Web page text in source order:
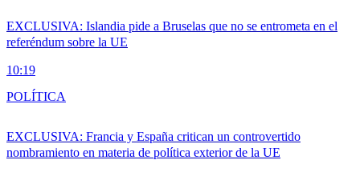
EXCLUSIVA: Islandia pide a Bruselas que no se entrometa en el
referéndum sobre la UE
10:19
EXCLUSIVA: Francia y España critican un controvertido
nombramiento en materia de política exterior de la UE
POLÍTICA